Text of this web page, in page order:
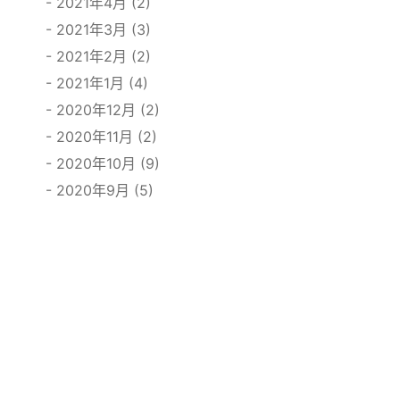
2021年3月 (3)
2021年2月 (2)
2021年1月 (4)
2020年12月 (2)
2020年11月 (2)
2020年10月 (9)
2020年9月 (5)